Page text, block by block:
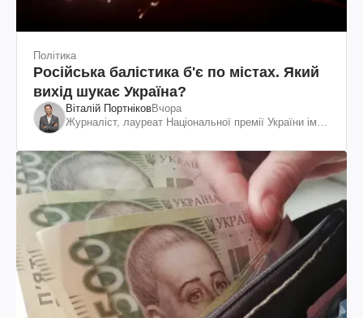
Політика
Російська балістика б'є по містах. Який
вихід шукає Україна?
Віталій ПортніковВчора
Журналіст, лауреат Національної премії України ім.